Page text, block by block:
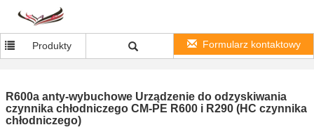
Produkty Formularz kontaktowy
R600a anty-wybuchowe Urządzenie do odzyskiwania
czynnika chłodniczego CM-PE R600 i R290 (HC czynnika
chłodniczego)